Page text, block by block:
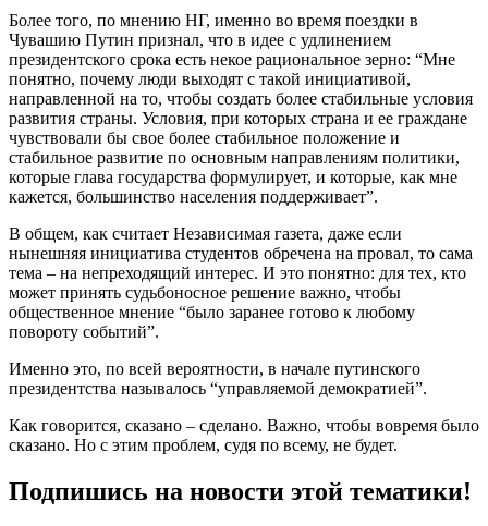
Более того, по мнению НГ, именно во время поездки в
Чувашию Путин признал, что в идее с удлинением
президентского срока есть некое рациональное зерно: “Мне
понятно, почему люди выходят с такой инициативой,
направленной на то, чтобы создать более стабильные условия
развития страны. Условия, при которых страна и ее граждане
чувствовали бы свое более стабильное положение и
стабильное развитие по основным направлениям политики,
которые глава государства формулирует, и которые, как мне
кажется, большинство населения поддерживает”.
В общем, как считает Независимая газета, даже если
нынешняя инициатива студентов обречена на провал, то сама
тема – на непреходящий интерес. И это понятно: для тех, кто
может принять судьбоносное решение важно, чтобы
общественное мнение “было заранее готово к любому
повороту событий”.
Именно это, по всей вероятности, в начале путинского
президентства называлось “управляемой демократией”.
Как говорится, сказано – сделано. Важно, чтобы вовремя было
сказано. Но с этим проблем, судя по всему, не будет.
Подпишись на новости этой тематики!